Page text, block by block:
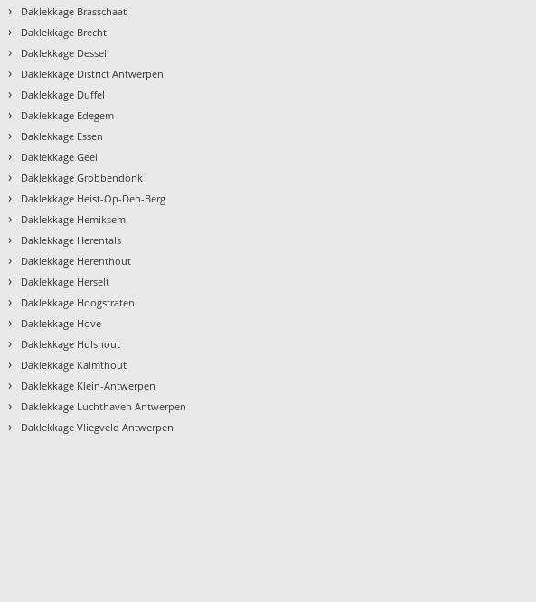
› Daklekkage Brasschaat
› Daklekkage Brecht
› Daklekkage Dessel
› Daklekkage District Antwerpen
› Daklekkage Duffel
› Daklekkage Edegem
› Daklekkage Essen
› Daklekkage Geel
› Daklekkage Grobbendonk
› Daklekkage Heist-Op-Den-Berg
› Daklekkage Hemiksem
› Daklekkage Herentals
› Daklekkage Herenthout
› Daklekkage Herselt
› Daklekkage Hoogstraten
› Daklekkage Hove
› Daklekkage Hulshout
› Daklekkage Kalmthout
› Daklekkage Klein-Antwerpen
› Daklekkage Luchthaven Antwerpen
› Daklekkage Vliegveld Antwerpen